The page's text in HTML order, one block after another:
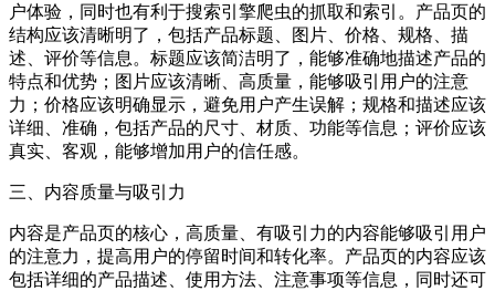
户体验，同时也有利于搜索引擎爬虫的抓取和索引。产品页的
结构应该清晰明了，包括产品标题、图片、价格、规格、描
述、评价等信息。标题应该简洁明了，能够准确地描述产品的
特点和优势；图片应该清晰、高质量，能够吸引用户的注意
力；价格应该明确显示，避免用户产生误解；规格和描述应该
详细、准确，包括产品的尺寸、材质、功能等信息；评价应该
真实、客观，能够增加用户的信任感。
三、内容质量与吸引力
内容是产品页的核心，高质量、有吸引力的内容能够吸引用户
的注意力，提高用户的停留时间和转化率。产品页的内容应该
包括详细的产品描述、使用方法、注意事项等信息，同时还可